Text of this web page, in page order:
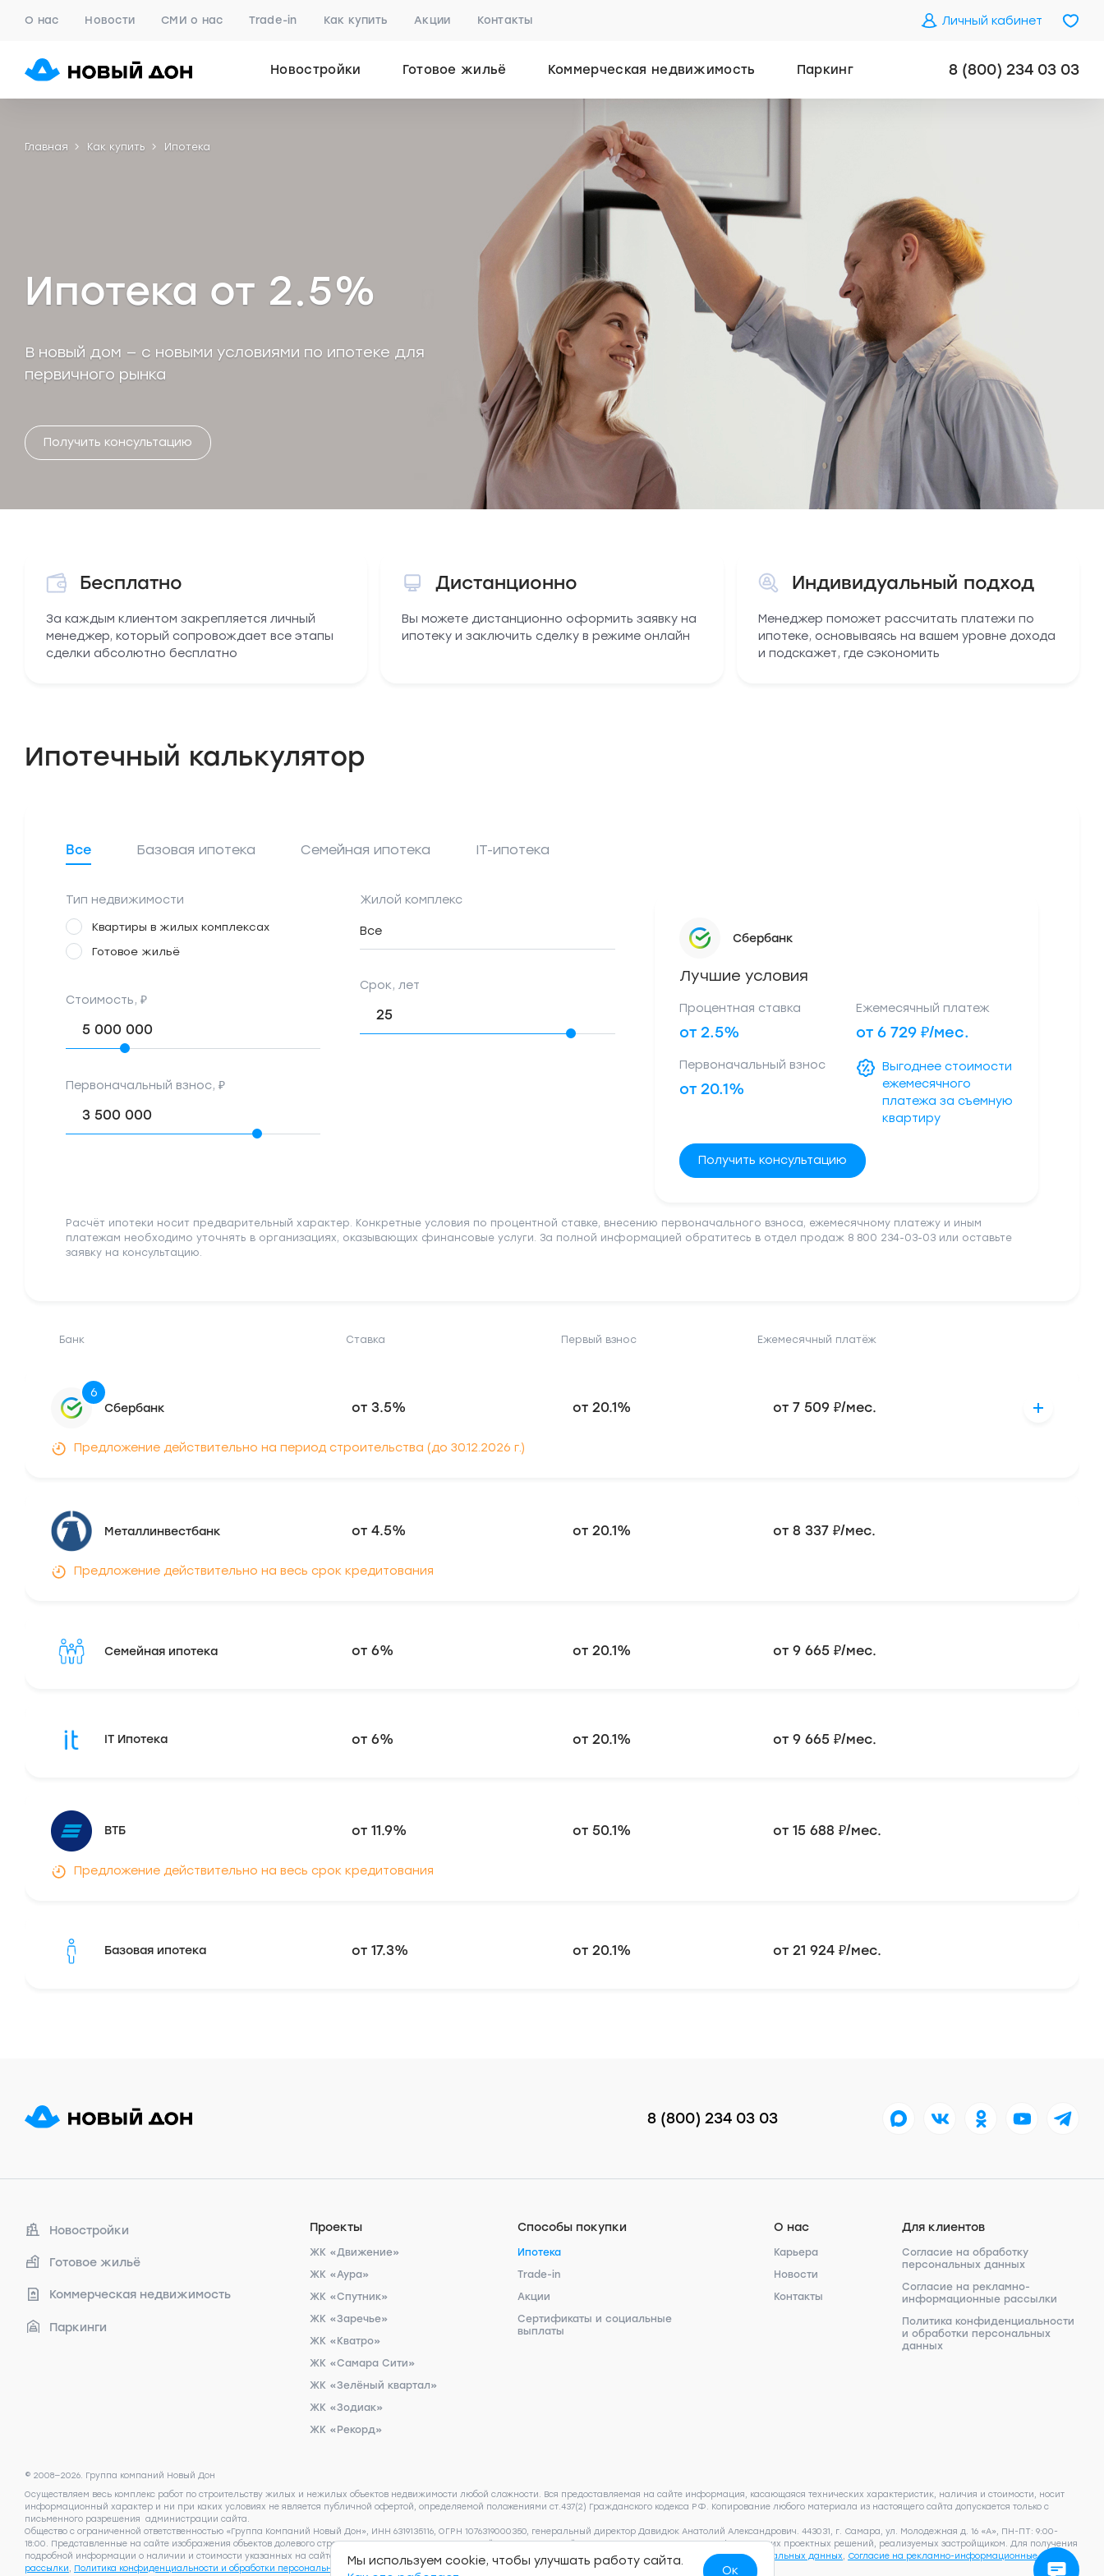
О нас Новости СМИ о нас Trade-in Как купить Акции Контакты Личный кабинет
Новостройки Готовое жильё Коммерческая недвижимость Паркинг 8 (800) 234 03 03
Главная Как купить Ипотека
Ипотека от 2.5%
В новый дом — с новыми условиями по ипотеке для
первичного рынка
Получить консультацию
Бесплатно
За каждым клиентом закрепляется личный
менеджер, который сопровождает все этапы
сделки абсолютно бесплатно
Дистанционно
Вы можете дистанционно оформить заявку на
ипотеку и заключить сделку в режиме онлайн
Индивидуальный подход
Менеджер поможет рассчитать платежи по
ипотеке, основываясь на вашем уровне дохода
и подскажет, где сэкономить
Ипотечный калькулятор
Все Базовая ипотека Семейная ипотека IT-ипотека
Тип недвижимости
Квартиры в жилых комплексах
Готовое жильё
Стоимость, ₽
Первоначальный взнос, ₽
Жилой комплекс
Все
Срок, лет
Сбербанк
Лучшие условия
Процентная ставка
от 2.5%
Ежемесячный платеж
от 6 729 ₽/мес.
Первоначальный взнос
от 20.1%
Выгоднее стоимости
ежемесячного
платежа за съемную
квартиру
Получить консультацию
Расчёт ипотеки носит предварительный характер. Конкретные условия по процентной ставке, внесению первоначального взноса, ежемесячному платежу и иным
платежам необходимо уточнять в организациях, оказывающих финансовые услуги. За полной информацией обратитесь в отдел продаж 8 800 234-03-03 или оставьте
заявку на консультацию.
Банк Ставка Первый взнос Ежемесячный платёж
6
Сбербанк
от 3.5% от 20.1% от 7 509 ₽/мес.
Предложение действительно на период строительства (до 30.12.2026 г.)
Металлинвестбанк от 4.5% от 20.1% от 8 337 ₽/мес.
Предложение действительно на весь срок кредитования
Семейная ипотека от 6% от 20.1% от 9 665 ₽/мес.
IT Ипотека от 6% от 20.1% от 9 665 ₽/мес.
ВТБ от 11.9% от 50.1% от 15 688 ₽/мес.
Предложение действительно на весь срок кредитования
Базовая ипотека от 17.3% от 20.1% от 21 924 ₽/мес.
8 (800) 234 03 03
Новостройки
Готовое жильё
Коммерческая недвижимость
Паркинги
Проекты
ЖК «Движение»
ЖК «Аура»
ЖК «Спутник»
ЖК «Заречье»
ЖК «Кватро»
ЖК «Самара Сити»
ЖК «Зелёный квартал»
ЖК «Зодиак»
ЖК «Рекорд»
Способы покупки
Ипотека
Trade-in
Акции
Сертификаты и социальные
выплаты
О нас
Карьера
Новости
Контакты
Для клиентов
Согласие на обработку
персональных данных
Согласие на рекламно-
информационные рассылки
Политика конфиденциальности
и обработки персональных
данных
© 2008—2026. Группа компаний Новый Дон
Осуществляем весь комплекс работ по строительству жилых и нежилых объектов недвижимости любой сложности. Вся предоставляемая на сайте информация, касающаяся технических характеристик, наличия и стоимости, носит
информационный характер и ни при каких условиях не является публичной офертой, определяемой положениями ст.437(2) Гражданского кодекса РФ. Копирование любого материала из настоящего сайта допускается только с
письменного разрешения администрации сайта.
Общество с ограниченной ответственностью «Группа Компаний Новый Дон», ИНН 6319135116, ОГРН 1076319000350, генеральный директор Давидюк Анатолий Александрович. 443031, г. Самара, ул. Молодежная д. 16 «А», ПН-ПТ: 9:00-
18:00. Представленные на сайте изображения объектов долевого строительства носят предварительный ознакомительный характер и могут отличаться от фактических проектных решений, реализуемых застройщиком. Для получения
подробной информации о наличии и стоимости указанных на сайте квартир, пожалуйста, обращайтесь по телефону 8 (800) 505 93 22.Согласие на обработку персональных данных, Согласие на рекламно-информационные
рассылки, Политика конфиденциальности и обработки персональных данных
Мы используем cookie, чтобы улучшать работу сайта.
Ок